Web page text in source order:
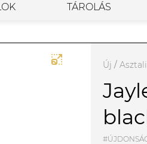
TÁROLÁS
Új /